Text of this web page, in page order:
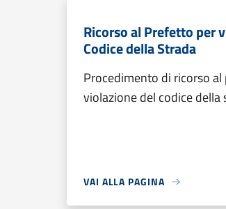
Ricorso al Prefetto per
Codice della Strada
Procedimento di ricorso
violazione del codice della
VAI ALLA PAGINA